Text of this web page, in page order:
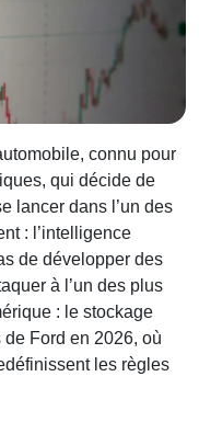
connu pour
qui décide de
lancer dans l’un des
: l’intelligence
de développer des
à l’un des plus
: le stockage
de Ford en 2026, où
les règles